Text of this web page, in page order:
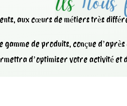
aux cœurs de métiers très
gamme de produits, conçue
d’optimiser votre activité et